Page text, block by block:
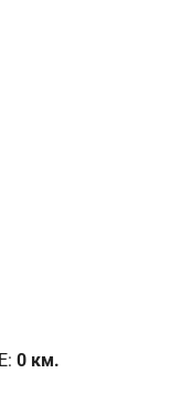
0 км.